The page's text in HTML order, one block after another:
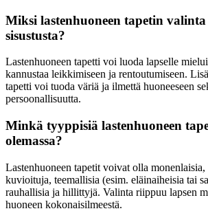
Miksi lastenhuoneen tapetin
sisustusta?
Lastenhuoneen tapetti voi luoda lapselle
kannustaa leikkimiseen ja rentoutumiseen.
tapetti voi tuoda väriä ja ilmettä huoneeseen
persoonallisuutta.
Minkä tyyppisiä lastenhuoneen
olemassa?
Lastenhuoneen tapetit voivat olla
kuvioituja, teemallisia (esim. eläinaiheisia tai
rauhallisia ja hillittyjä. Valinta riippuu lapsen
huoneen kokonaisilmeestä.